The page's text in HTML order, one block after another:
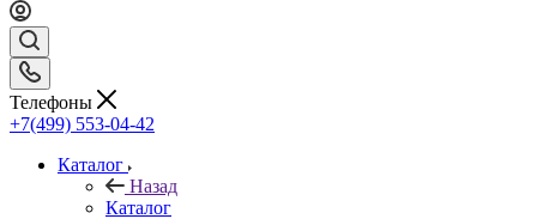
Телефоны
+7(499) 553-04-42
Каталог
Назад
Каталог